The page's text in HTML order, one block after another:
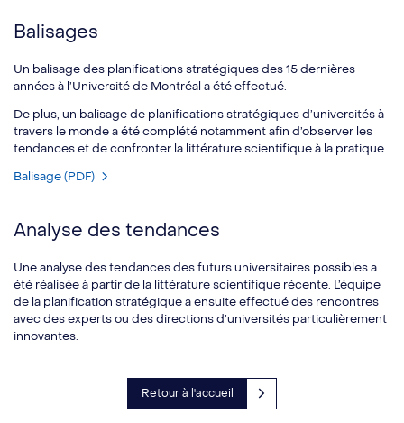
Balisages
Un balisage des planifications stratégiques des 15 dernières
années à l’Université de Montréal a été effectué.
De plus, un balisage de planifications stratégiques d’universités à
travers le monde a été complété notamment afin d’observer les
tendances et de confronter la littérature scientifique à la pratique.
Balisage (PDF)
Analyse des tendances
Une analyse des tendances des futurs universitaires possibles a
été réalisée à partir de la littérature scientifique récente. L’équipe
de la planification stratégique a ensuite effectué des rencontres
avec des experts ou des directions d’universités particulièrement
innovantes.
Retour à l'accueil